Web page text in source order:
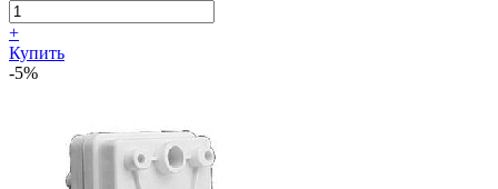
+
Купить
-5%